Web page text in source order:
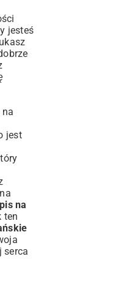
jesteś
jest
na
ten
serca